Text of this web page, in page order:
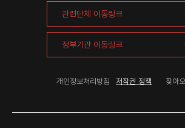
개인정보처리방침 저작권 정책 찾아